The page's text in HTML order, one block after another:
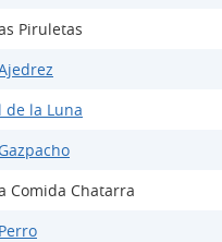
Piruletas
de la Luna
Comida Chatarra